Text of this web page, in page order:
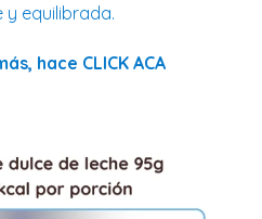
y equilibrada.
hace CLICK ACA